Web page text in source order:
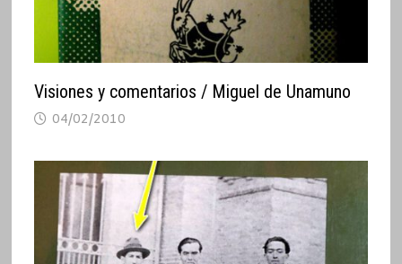
Visiones y comentarios / Miguel de Unamuno
04/02/2010